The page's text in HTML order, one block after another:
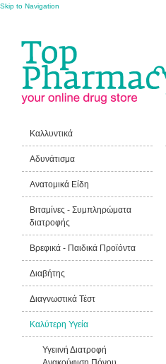
Skip to Navigation
Καλλυντικά
Αδυνάτισμα
Ανατομικά Είδη
Βιταμίνες - Συμπληρώματα
διατροφής
Βρεφικά - Παιδικά Προϊόντα
Διαβήτης
Διαγνωστικά Τέστ
Καλύτερη Υγεία
Υγειινή Διατροφή